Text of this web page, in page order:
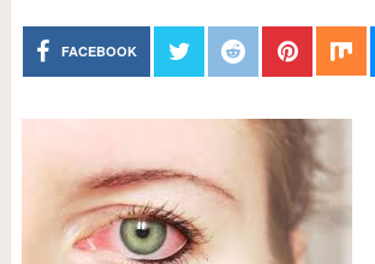
FACEBOOK